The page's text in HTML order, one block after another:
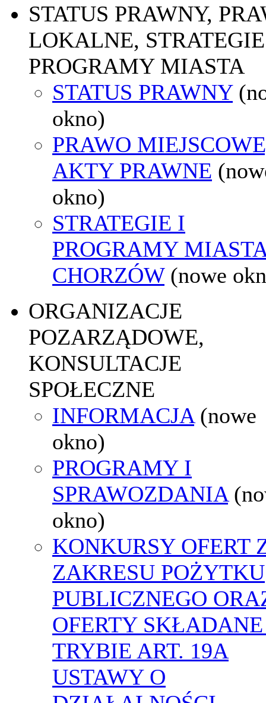
STATUS PRAWNY,
LOKALNE,
PROGRAMY MIASTA
STATUS PRAWNY
okno)
PRAWO
AKTY PRAWNE
okno)
STRATEGIE I
PROGRAMY
CHORZÓW (nowe
ORGANIZACJE
POZARZĄDOWE,
KONSULTACJE
SPOŁECZNE
INFORMACJA (nowe
okno)
PROGRAMY I
SPRAWOZDANIA
okno)
KONKURSY OFERT
ZAKRESU POŻYTKU
PUBLICZNEGO
OFERTY
TRYBIE ART. 19A
USTAWY O